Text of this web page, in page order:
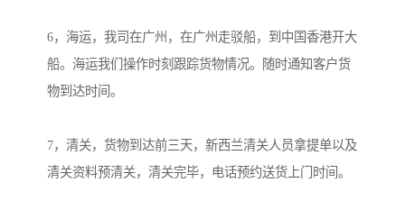
6，海运，我司在广州，在广州走驳船，到中国香港开大
船。海运我们操作时刻跟踪货物情况。随时通知客户货
物到达时间。
7，清关，货物到达前三天，新西兰清关人员拿提单以及
清关资料预清关，清关完毕，电话预约送货上门时间。